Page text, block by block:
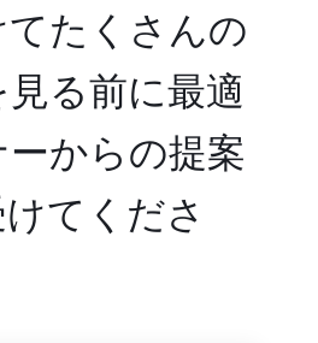
たくさんの
る前に最適
からの提案
てくださ